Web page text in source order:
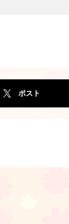
ポスト